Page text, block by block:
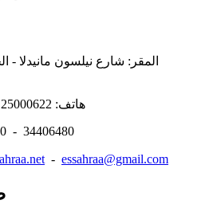
هاتف: 25000622 - 45250731 - 45255931
- 34406480
- essahraa@gmail.com